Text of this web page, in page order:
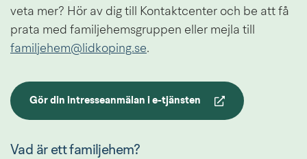
veta mer? Hör av dig till Kontaktcenter och be att få
familjehem@lidkoping.se.
Gör din intresseanmälan i e-tjänsten
Länk till annan webbplats.
Vad är ett familjehem?